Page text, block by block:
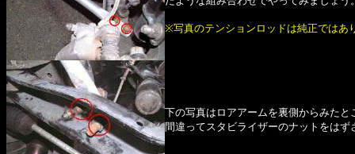
※写真のテンションロッドは純正ではあ
下の写真はロアアームを裏側からみたと
間違ってスタビライザーのナットをは